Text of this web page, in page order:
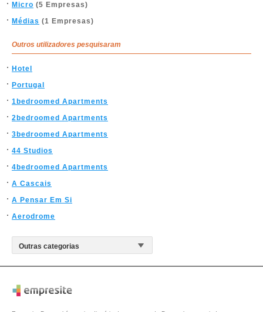
Micro (5 Empresas)
Médias (1 Empresas)
Outros utilizadores pesquisaram
Hotel
Portugal
1bedroomed Apartments
2bedroomed Apartments
3bedroomed Apartments
44 Studios
4bedroomed Apartments
A Cascais
A Pensar Em Si
Aerodrome